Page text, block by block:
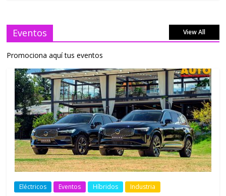
Eventos View All
Promociona aquí tus eventos
Eléctricos Eventos Híbridos Industria